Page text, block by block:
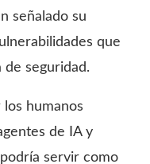
señalado su
que
seguridad.
humanos
de IA y
servir como